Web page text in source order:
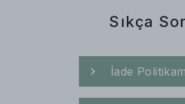
Sıkça
İade